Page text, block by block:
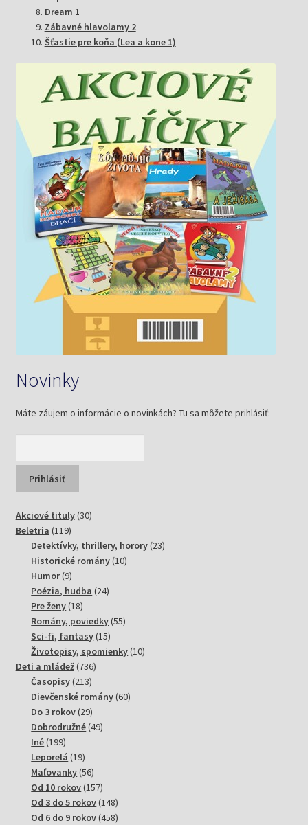
Dream 1
Zábavné hlavolamy 2
Šťastie pre koňa (Lea a kone 1)
Novinky
Máte záujem o informácie o novinkách? Tu sa môžete prihlásiť:
Akciové tituly 3030
Beletria 119119
produktov
Detektívky, thrillery, horory 2323
Historické romány 1010
Humor 99
produktov
Poézia, hudba 2424
Pre ženy 1818
produktov
Romány, poviedky 5555
Sci-fi, fantasy 1515
produktov
Životopisy, spomienky 1010
Deti a mládež 736736
Časopisy 213213
produktov
Dievčenské romány 6060
Do 3 rokov 2929
produktov
Dobrodružné 4949
Iné 199199
produktov
Leporelá 1919
produktov
Maľovanky 5656
produktov
Od 10 rokov 157157
produktov
Od 3 do 5 rokov 148148
produktov
Od 6 do 9 rokov 458458